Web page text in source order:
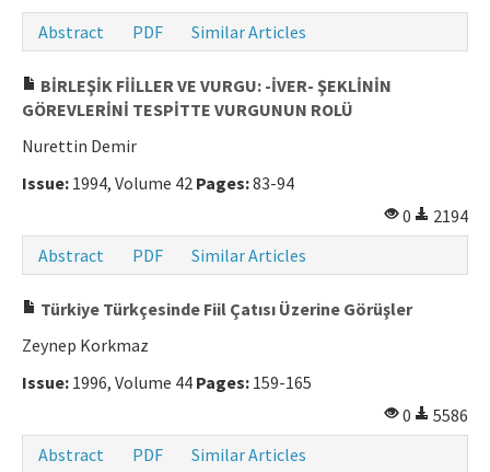
Abstract
PDF Similar Articles
BİRLEŞİK FİİLLER VE VURGU: -İVER- ŞEKLİNİN
GÖREVLERİNİ TESPİTTE VURGUNUN ROLÜ
Nurettin Demir
Issue: 1994, Volume 42 Pages:83-94
0
2194
Abstract
PDF Similar Articles
Türkiye Türkçesinde Fiil Çatısı Üzerine Görüşler
Zeynep Korkmaz
Issue: 1996, Volume 44 Pages: 159-165
0
5586
Abstract
PDF Similar Articles